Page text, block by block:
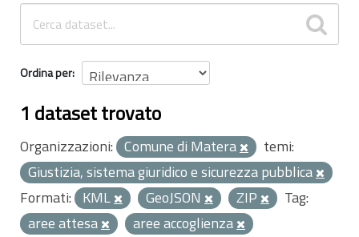
INFORMAZIONI
Ordina per
1 dataset trovato
Organizzazioni: Comune di Matera
temi:
Giustizia, sistema giuridico e sicurezza pubblica
Formati: KML GeoJSON ZIP
Tag:
aree attesa
aree accoglienza